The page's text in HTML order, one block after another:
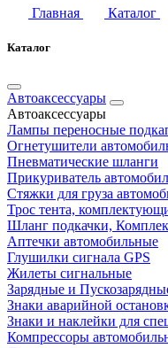
Главная
Каталог
Каталог
Автоаксессуары
Автоаксессуары
Лампы переносные
Огнетушители
Пневматические шланги
Прикуриватель
Стяжки для груза
Трос тента,
Шланг подкачки,
Аптечки автомобильные
Глушилки сигнала GPS
Жилеты сигнальные
Зарядные и
Знаки аварийной
Знаки и наклейки для
Компрессоры